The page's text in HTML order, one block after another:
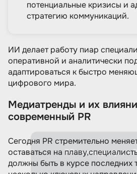
потенциальные кризисы и
стратегию коммуникаций.
ИИ делает работу пиар
оперативной и аналитически
адаптироваться к быстро
цифрового мира.
Медиатренды и их
современный PR
Сегодня PR стремительно
оставаться на
должны быть в курсе последних
PR-менеджер от